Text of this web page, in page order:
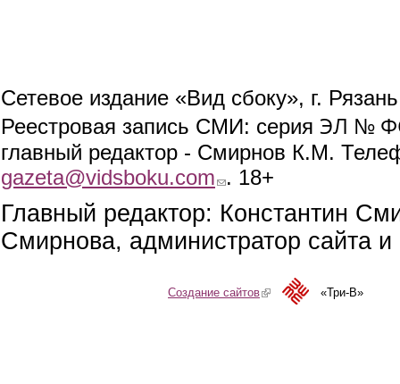
Сетевое издание «Вид сбоку», г.
Реестровая запись СМИ: серия ЭЛ №
главный редактор - Смирнов К.М.
gazeta@vidsboku.com (link sends e-mail)
. 18+
Главный редактор: Константин
Смирнова, администратор сайта
Создание сайтов(link is external)«Три-В»